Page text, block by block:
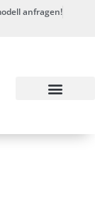
anfragen!